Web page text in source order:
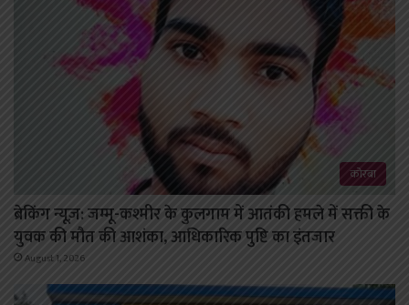
कोरबा
ब्रेकिंग न्यूज़: जम्मू-कश्मीर के कुलगाम में आतंकी हमले में सक्ती के
युवक की मौत की आशंका, आधिकारिक पुष्टि का इंतजार
August 1, 2026